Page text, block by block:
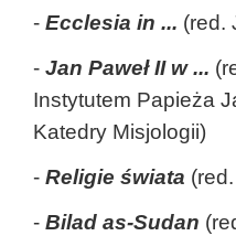
- Ecclesia in ... (red.
- Jan Paweł II w ...
Instytutem Papieża
Katedry Misjologii)
- Religie świata
- Bilad as-Sudan